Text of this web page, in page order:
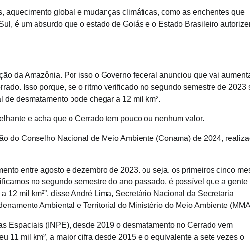
aquecimento global e mudanças climáticas, como as enchentes que
é um absurdo que o estado de Goiás e o Estado Brasileiro
da Amazônia. Por isso o Governo federal anunciou que vai
Isso porque, se o ritmo verificado no segundo semestre de 2023
desmatamento pode chegar a 12 mil km².
e acha que o Cerrado tem pouco ou nenhum valor.
do Conselho Nacional de Meio Ambiente (Conama) de 2024,
entre agosto e dezembro de 2023, ou seja, os primeiros cinco
no segundo semestre do ano passado, é possível que a gente
12 mil km²”, disse André Lima, Secretário Nacional da Secretaria
Ambiental e Territorial do Ministério do Meio Ambiente
Espaciais (INPE), desde 2019 o desmatamento no Cerrado vem
11 mil km², a maior cifra desde 2015 e o equivalente a sete vezes o